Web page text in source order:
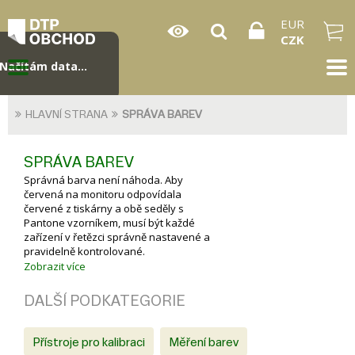
EUR
CZK
HLAVNÍ STRANA SPRÁVA BAREV
SPRÁVA BAREV
Správná barva není náhoda. Aby
červená na monitoru odpovídala
červené z tiskárny a obě seděly s
Pantone vzorníkem, musí být každé
zařízení v řetězci správně nastavené a
pravidelně kontrolované.
Najdete zde kompletní sortiment pro
kalibrátory monitorů, tiskáren i
skenerů, vzorníky Pantone pro tisk i
vizuální hodnocení barev a vše
potřebné pro digitální nátisk.
Zobrazit více
DALŠÍ PODKATEGORIE
Přístroje pro kalibraci Měření barev
Načítám data...